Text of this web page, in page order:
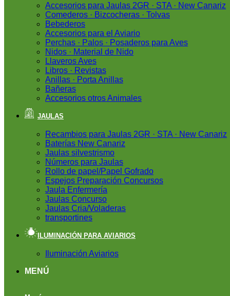
Accesorios para Jaulas 2GR · STA · New Canariz
Comederos · Bizcocheras · Tolvas
Bebederos
Accesorios para el Aviario
Perchas · Palos · Posaderos para Aves
Nidos · Material de Nido
Llaveros Aves
Libros · Revistas
Anillas · Porta Anillas
Bañeras
Accesorios otros Animales
JAULAS
Recambios para Jaulas 2GR · STA · New Canariz
Baterías New Canariz
Jaulas silvestrismo
Números para Jaulas
Rollo de papel/Papel Gofrado
Espejos Preparación Concursos
Jaula Enfermería
Jaulas Concurso
Jaulas Cria/Voladeras
transportines
ILUMINACIÓN PARA AVIARIOS
Iluminación Aviarios
MENÚ